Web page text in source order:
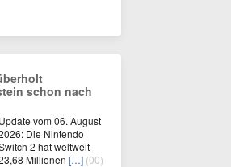
schon nach
Update vom 06. August
Die Nintendo
2 hat weltweit
Millionen […] (00)